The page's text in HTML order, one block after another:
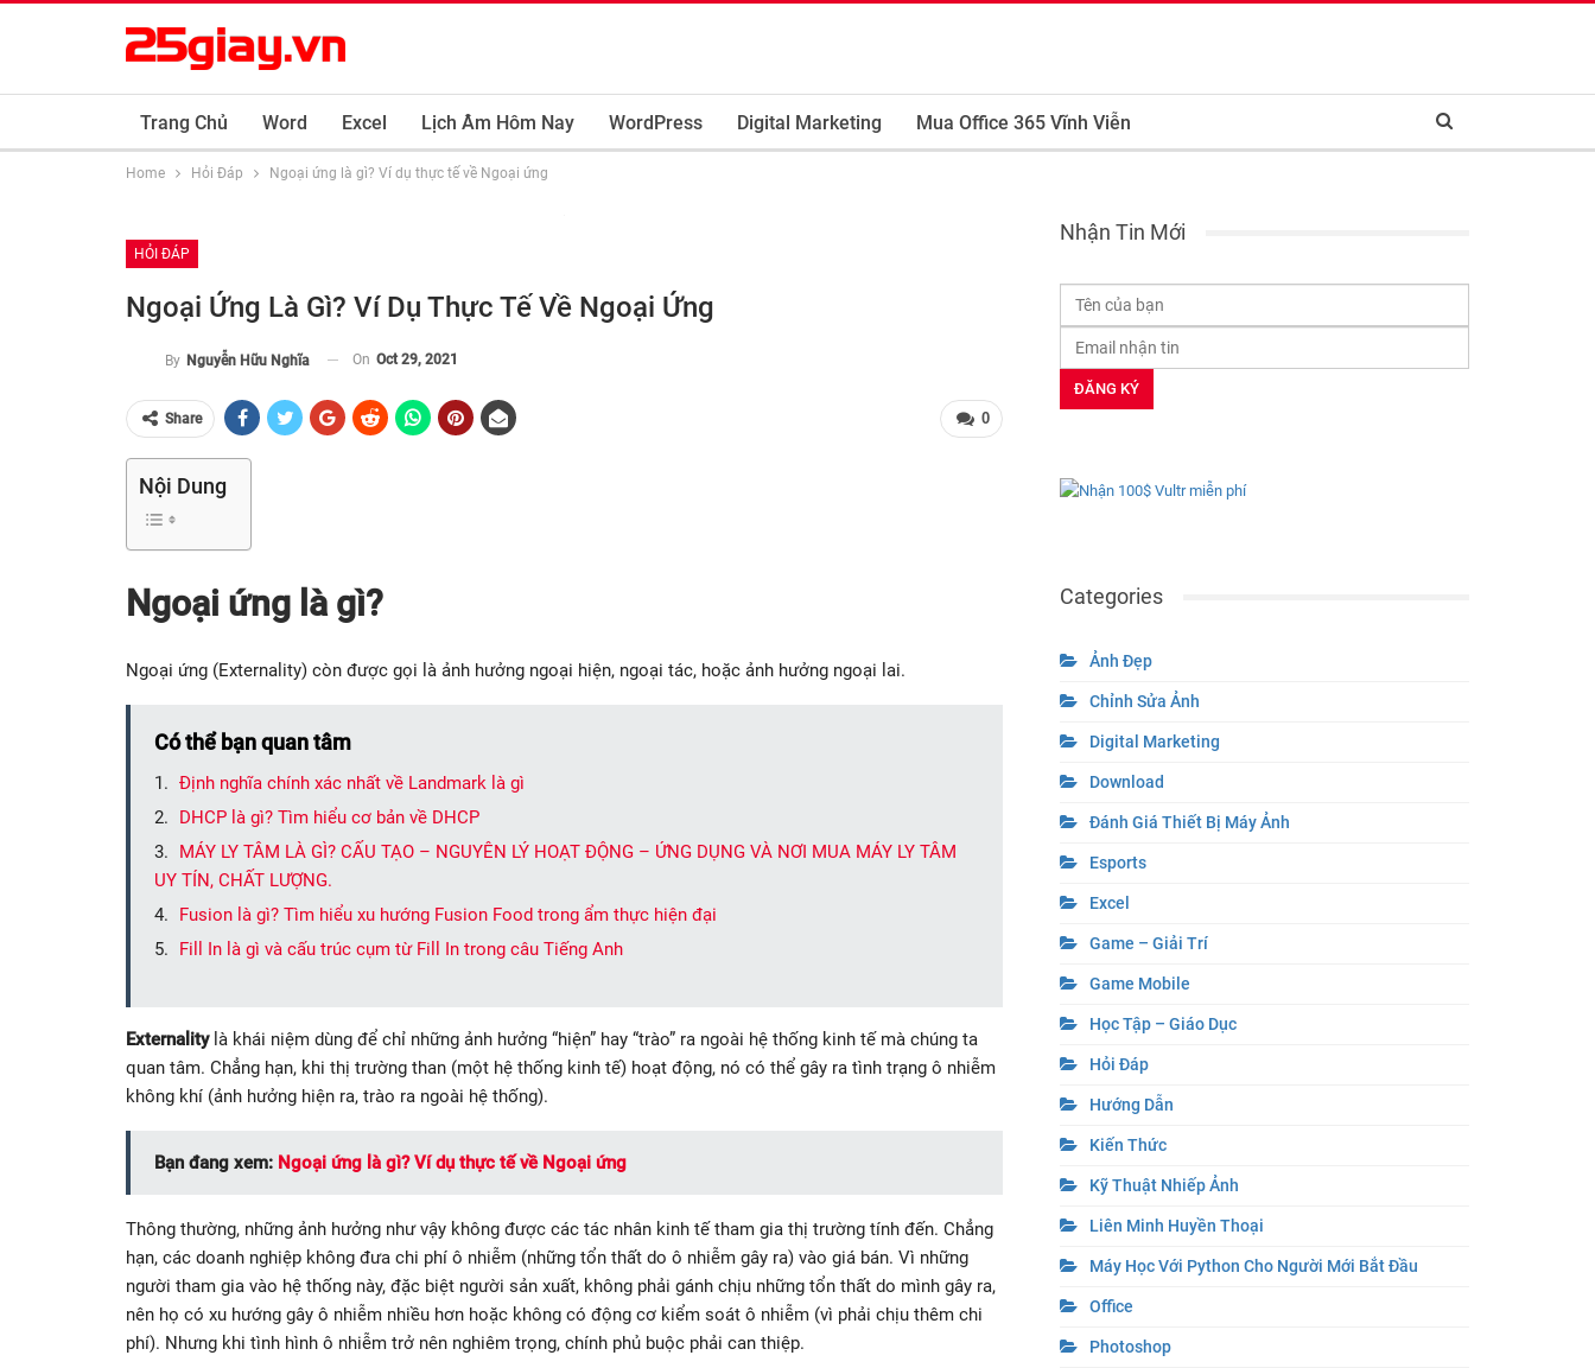
Trang Chủ Word Excel Lịch Âm Hôm Nay WordPress Digital Marketing Mua Office 365 Vĩnh Viễn
Home Hỏi Đáp Ngoại ứng là gì? Ví dụ thực tế về Ngoại ứng
HỎI ĐÁP
Ngoại Ứng Là Gì? Ví Dụ Thực Tế Về Ngoại Ứng
By Nguyễn Hữu Nghĩa On Oct 29, 2021
0
Share
Nội Dung
Ngoại ứng là gì?
Ngoại ứng (Externality) còn được gọi là ảnh hưởng ngoại hiện, ngoại tác, hoặc ảnh hưởng ngoại lai.
Có thể bạn quan tâm
Định nghĩa chính xác nhất về Landmark là gì
DHCP là gì? Tìm hiểu cơ bản về DHCP
MÁY LY TÂM LÀ GÌ? CẤU TẠO – NGUYÊN LÝ HOẠT ĐỘNG – ỨNG DỤNG VÀ NƠI MUA MÁY LY TÂM
UY TÍN, CHẤT LƯỢNG.
Fusion là gì? Tìm hiểu xu hướng Fusion Food trong ẩm thực hiện đại
Fill In là gì và cấu trúc cụm từ Fill In trong câu Tiếng Anh
Externality là khái niệm dùng để chỉ những ảnh hưởng “hiện” hay “trào” ra ngoài hệ thống kinh tế mà chúng ta
quan tâm. Chẳng hạn, khi thị trường than (một hệ thống kinh tế) hoạt động, nó có thể gây ra tình trạng ô nhiễm
không khí (ảnh hưởng hiện ra, trào ra ngoài hệ thống).
Bạn đang xem: Ngoại ứng là gì? Ví dụ thực tế về Ngoại ứng
Thông thường, những ảnh hưởng như vậy không được các tác nhân kinh tế tham gia thị trường tính đến. Chẳng
hạn, các doanh nghiệp không đưa chi phí ô nhiễm (những tổn thất do ô nhiễm gây ra) vào giá bán. Vì những
người tham gia vào hệ thống này, đặc biệt người sản xuất, không phải gánh chịu những tổn thất do mình gây ra,
nên họ có xu hướng gây ô nhiễm nhiều hơn hoặc không có động cơ kiểm soát ô nhiễm (vì phải chịu thêm chi
phí). Nhưng khi tình hình ô nhiễm trở nên nghiêm trọng, chính phủ buộc phải can thiệp.
Nhận Tin Mới
Categories
Ảnh Đẹp
Chỉnh Sửa Ảnh
Digital Marketing
Download
Đánh Giá Thiết Bị Máy Ảnh
Esports
Excel
Game – Giải Trí
Game Mobile
Học Tập – Giáo Dục
Hỏi Đáp
Hướng Dẫn
Kiến Thức
Kỹ Thuật Nhiếp Ảnh
Liên Minh Huyền Thoại
Máy Học Với Python Cho Người Mới Bắt Đầu
Office
Photoshop